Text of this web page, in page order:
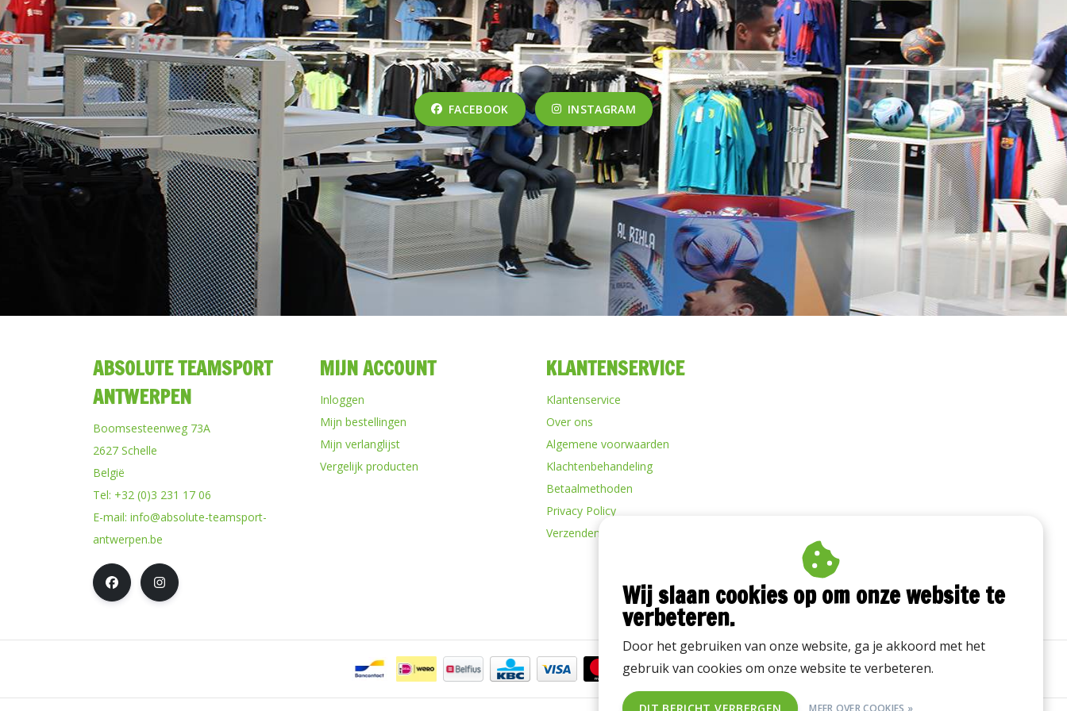
FACEBOOK INSTAGRAM
ABSOLUTE TEAMSPORT
ANTWERPEN
Boomsesteenweg 73A
2627 Schelle
België
Tel: +32 (0)3 231 17 06
E-mail: info@absolute-teamsport-
antwerpen.be
MIJN ACCOUNT
Inloggen
Mijn bestellingen
Mijn verlanglijst
Vergelijk producten
KLANTENSERVICE
Klantenservice
Over ons
Algemene voorwaarden
Klachtenbehandeling
Betaalmethoden
Privacy Policy
Verzenden & retourneren
Wij slaan cookies op om onze website te
verbeteren.
Door het gebruiken van onze website, ga je akkoord met het
gebruik van cookies om onze website te verbeteren.
MEER OVER COOKIES »